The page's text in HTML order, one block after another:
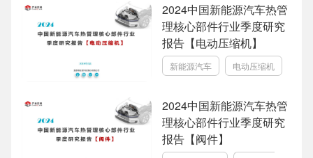
2024中国新能源汽车热管
理核心部件行业季度研究
报告【电动压缩机】
新能源汽车 电动压缩机
2024中国新能源汽车热管
理核心部件行业季度研究
报告【阀件】